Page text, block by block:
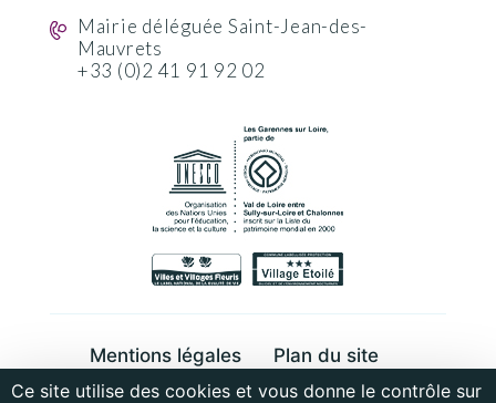
Mairie déléguée Saint-Jean-des-
Mauvrets
+33 (0)2 41 91 92 02
Mentions légales
Plan du site
Cookies et données personnelles
Ce site utilise des cookies et vous donne le contrôle sur